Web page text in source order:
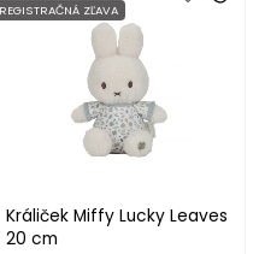
Králiček Miffy Lucky Leaves
20 cm
REGISTRAČNÁ ZĽAVA